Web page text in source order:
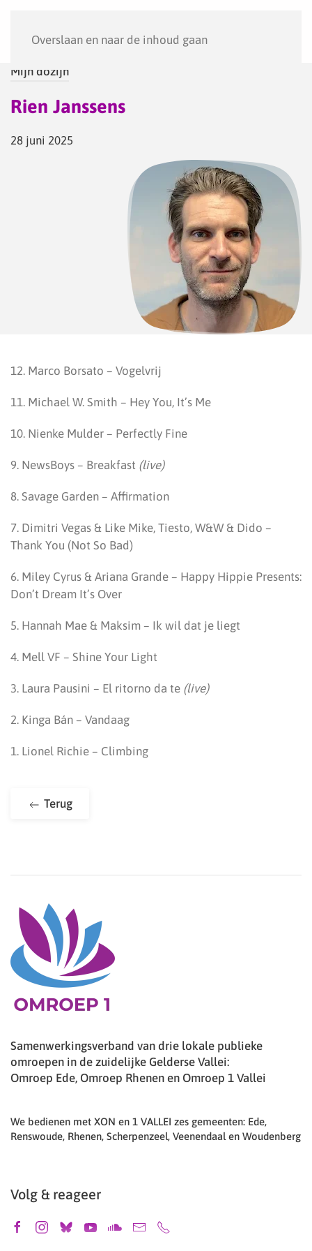
Overslaan en naar de inhoud gaan
Mijn dozijn
Rien Janssens
28 juni 2025
12. Marco Borsato – Vogelvrij
11. Michael W. Smith – Hey You, It’s Me
10. Nienke Mulder – Perfectly Fine
9. NewsBoys – Breakfast (live)
8. Savage Garden – Affirmation
7. Dimitri Vegas & Like Mike, Tiesto, W&W & Dido –
Thank You (Not So Bad)
6. Miley Cyrus & Ariana Grande – Happy Hippie Presents:
Don’t Dream It’s Over
5. Hannah Mae & Maksim – Ik wil dat je liegt
4. Mell VF – Shine Your Light
3. Laura Pausini – El ritorno da te (live)
2. Kinga Bán – Vandaag
1. Lionel Richie – Climbing
Terug
Samenwerkingsverband van drie lokale publieke
omroepen in de zuidelijke Gelderse Vallei:
Omroep Ede, Omroep Rhenen en Omroep 1 Vallei
We bedienen met XON en 1 VALLEI zes gemeenten: Ede,
Renswoude, Rhenen, Scherpenzeel, Veenendaal en Woudenberg
Volg & reageer